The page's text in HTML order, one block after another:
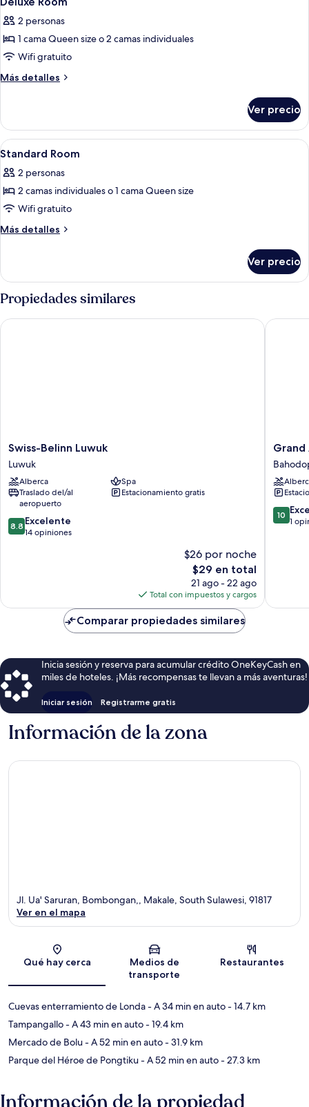
todas
las
fotos
de
Deluxe
2 personas
1 cama Queen size o 2 camas individuales
Wifi gratuito
Más detalles
Más
Room
Ver precio
Abrir
todas
las
fotos
de
Standard
7
Standard Room
2 personas
2 camas individuales o 1 cama Queen size
Wifi gratuito
Más detalles
Más
Room
Ver precio
Propiedades similares
Swiss-
Belinn
Luwuk
Luwuk
Swiss-Belinn Luwuk
Luwuk
Alberca
Spa
Traslado del/al
aeropuerto
Estacionamiento gratis
8.8
de
8.8 Excelente
14 opiniones
$26 por noche
El
precio
actual
es
de
$29
$29 en total
21 ago - 22 ago
Total con impuestos y cargos
Swiss-Belinn Luwuk
Grand
Aurel
Hotel
10.0
de
10
1
Grand
Comparar propiedades similares
Inicia sesión y reserva para acumular crédito OneKeyCash en
miles de hoteles. ¡Más recompensas te llevan a más aventuras!
Iniciar sesión Registrarme gratis
Información de la zona
Sección del mapa
Jl. Ua' Saruran, Bombongan,, Makale, South Sulawesi, 91817
Ver en el mapa
Qué hay cerca
Medios de
transporte
Restaurantes
Cuevas enterramiento de Londa- A 34 min en auto- 14.7 km
Tampangallo- A 43 min en auto- 19.4 km
Mercado de Bolu- A 52 min en auto- 31.9 km
Parque del Héroe de Pongtiku- A 52 min en auto- 27.3 km